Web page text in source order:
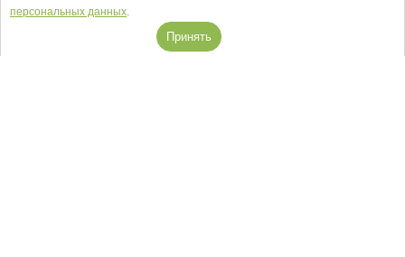
персональных данных.
Принять